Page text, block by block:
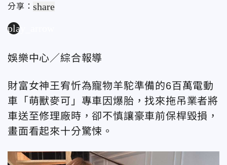
分享：share
play_arrow
娛樂中心／綜合報導
財富女神王宥忻為寵物羊駝準備的6百萬電動
車「萌獸麥可」專車因爆胎，找來拖吊業者將
車送至修理廠時，卻不慎讓豪車前保桿毀損，
畫面看起來十分驚悚。